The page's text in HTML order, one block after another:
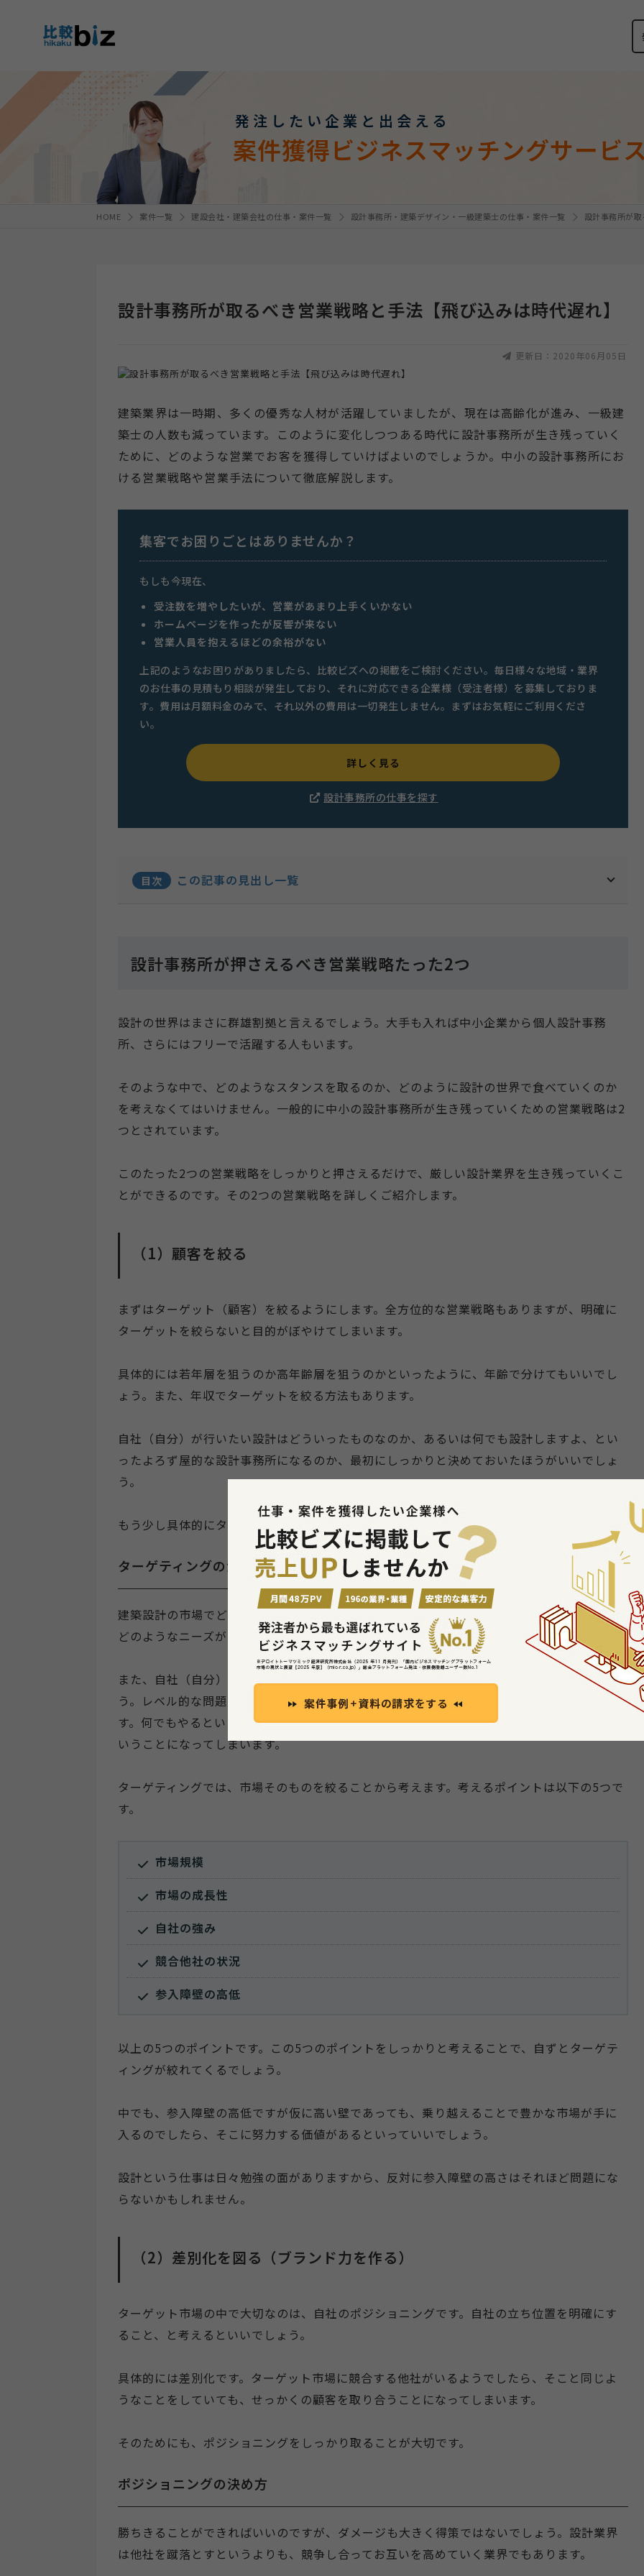
発注したい企業と出会える
案件獲得ビジネスマッチングサービ
HOME 案件一覧 建設会社・建築会社の仕事・案件一覧 設計事務所・建築デザイン・一級建築士の仕事・案件一覧 設計事務所が
設計事務所が取るべき営業戦略と手法【飛び込みは時代遅れ】
更新日：2020年06月05日
建築業界は一時期、多くの優秀な人材が活躍していましたが、現在は高齢化が進み、一級建
築士の人数も減っています。このように変化しつつある時代に設計事務所が生き残っていく
ために、どのような営業でお客を獲得していけばよいのでしょうか。中小の設計事務所にお
ける営業戦略や営業手法について徹底解説します。
集客でお困りごとはありませんか？
もしも今現在、
受注数を増やしたいが、営業があまり上手くいかない
ホームページを作ったが反響が来ない
営業人員を抱えるほどの余裕がない
上記のようなお困りがありましたら、比較ビズへの掲載をご検討ください。毎日様々な地域・業界
のお仕事の見積もり相談が発生しており、それに対応できる企業様（受注者様）を募集しておりま
す。費用は月額料金のみで、それ以外の費用は一切発生しません。まずはお気軽にご利用くださ
い。
詳しく見る
設計事務所の仕事を探す
目次 この記事の見出し一覧
設計事務所が押さえるべき営業戦略たった2つ
設計の世界はまさに群雄割拠と言えるでしょう。大手も入れば中小企業から個人設計事務
所、さらにはフリーで活躍する人もいます。
そのような中で、どのようなスタンスを取るのか、どのように設計の世界で食べていくのか
を考えなくてはいけません。一般的に中小の設計事務所が生き残っていくための営業戦略は2
つとされています。
このたった2つの営業戦略をしっかりと押さえるだけで、厳しい設計業界を生き残っていくこ
とができるのです。その2つの営業戦略を詳しくご紹介します。
（1）顧客を絞る
まずはターゲット（顧客）を絞るようにします。全方位的な営業戦略もありますが、明確に
ターゲットを絞らないと目的がぼやけてしまいます。
具体的には若年層を狙うのか高年齢層を狙うのかといったように、年齢で分けてもいいでし
ょう。また、年収でターゲットを絞る方法もあります。
自社（自分）が行いたい設計はどういったものなのか、あるいは何でも設計しますよ、とい
ったよろず屋的な設計事務所になるのか、最初にしっかりと決めておいたほうがいいでしょ
う。
もう少し具体的にターゲットの決め方をご紹介します。
ターゲティングの決め方
建築設計の市場でどのようなニーズを狙うのかがターゲティングです。そのためには、市場に
どのようなニーズがあるのかをしっかりと把握する必要があります。
また、自社（自分）が行いたい、あるいは行う設計についてしっかりと決めておきましょ
う。レベル的な問題もありますが、高級志向なのか大衆指向なのかを決めることが大切で
す。何でもやるといったよろず屋的な考えでは、ターゲットもどの設計事務所でもいい、と
いうことになってしまいます。
ターゲティングでは、市場そのものを絞ることから考えます。考えるポイントは以下の5つで
す。
市場規模
市場の成長性
自社の強み
競合他社の状況
参入障壁の高低
以上の5つのポイントです。この5つのポイントをしっかりと考えることで、自ずとターゲテ
ィングが絞れてくるでしょう。
中でも、参入障壁の高低ですが仮に高い壁であっても、乗り越えることで豊かな市場が手に
入るのでしたら、そこに努力する価値があるといっていいでしょう。
設計という仕事は日々勉強の面がありますから、反対に参入障壁の高さはそれほど問題にな
らないかもしれません。
（2）差別化を図る（ブランド力を作る）
ターゲット市場の中で大切なのは、自社のポジショニングです。自社の立ち位置を明確にす
ること、と考えるといいでしょう。
具体的には差別化です。ターゲット市場に競合する他社がいるようでしたら、そこと同じよ
うなことをしていても、せっかくの顧客を取り合うことになってしまいます。
そのためにも、ポジショニングをしっかり取ることが大切です。
ポジショニングの決め方
勝ちきることができればいいのですが、ダメージも大きく得策ではないでしょう。設計業界
は他社を蹴落とすというよりも、競争し合ってお互いを高めていく業界でもあります。